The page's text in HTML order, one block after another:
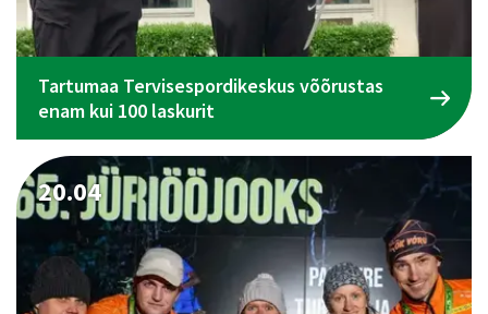
Tartumaa Tervisespordikeskus võõrustas
enam kui 100 laskurit
20.04